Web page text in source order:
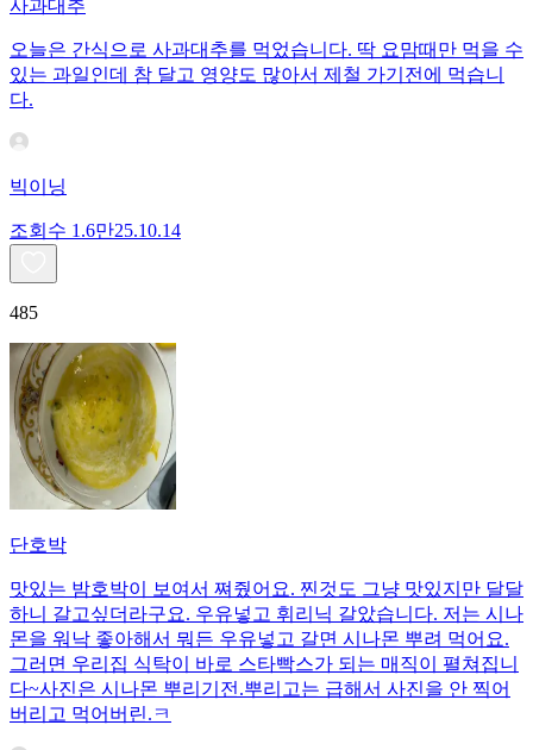
사과대추
오늘은 간식으로 사과대추를 먹었습니다. 딱 요맘때만 먹을 수
있는 과일인데 참 달고 영양도 많아서 제철 가기전에 먹습니
다.
빅이닝
조회수 1.6만25.10.14
485
단호박
맛있는 밤호박이 보여서 쪄줬어요. 찐것도 그냥 맛있지만 달달
하니 갈고싶더라구요. 우유넣고 휘리닉 갈았습니다. 저는 시나
몬을 워낙 좋아해서 뭐든 우유넣고 갈면 시나몬 뿌려 먹어요.
그러면 우리집 식탁이 바로 스타빡스가 되는 매직이 펼쳐집니
다~사진은 시나몬 뿌리기전.뿌리고는 급해서 사진을 안 찍어
버리고 먹어버린.ㅋ